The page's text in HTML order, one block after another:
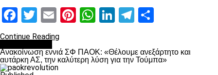
Facebook
Twitter
EmailPinterest
WhatsApp
LinkedIn
Telegram
Continue Reading
Ανακοίνωση εννιά ΣΦ ΠΑΟΚ: «Θέλουμε ανεξάρτητο και
αυτάρκη ΑΣ, την καλύτερη λύση για την Τούμπα»